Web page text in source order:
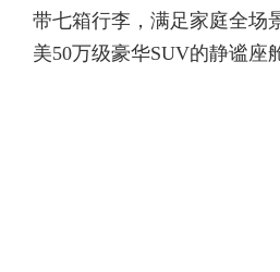
带七箱行李，满足家庭全场
美50万级豪华SUV的静谧座